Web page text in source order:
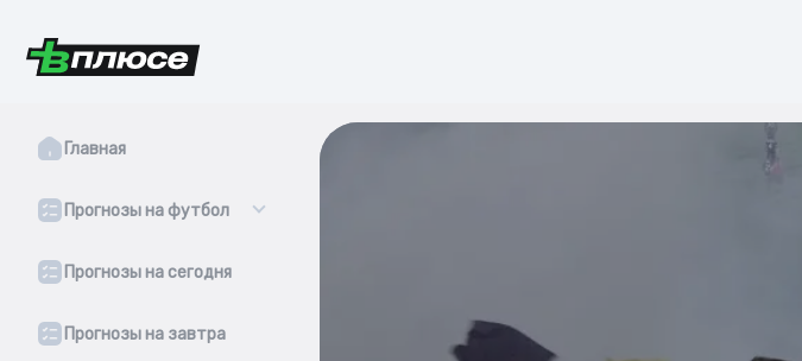
Главная
Прогнозы на футбол
Прогнозы на сегодня
Прогнозы на завтра